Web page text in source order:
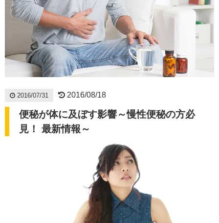
2016/07/31 2016/08/18
便秘が体に及ぼす影響～慢性便秘の方必
見！ 最新情報～